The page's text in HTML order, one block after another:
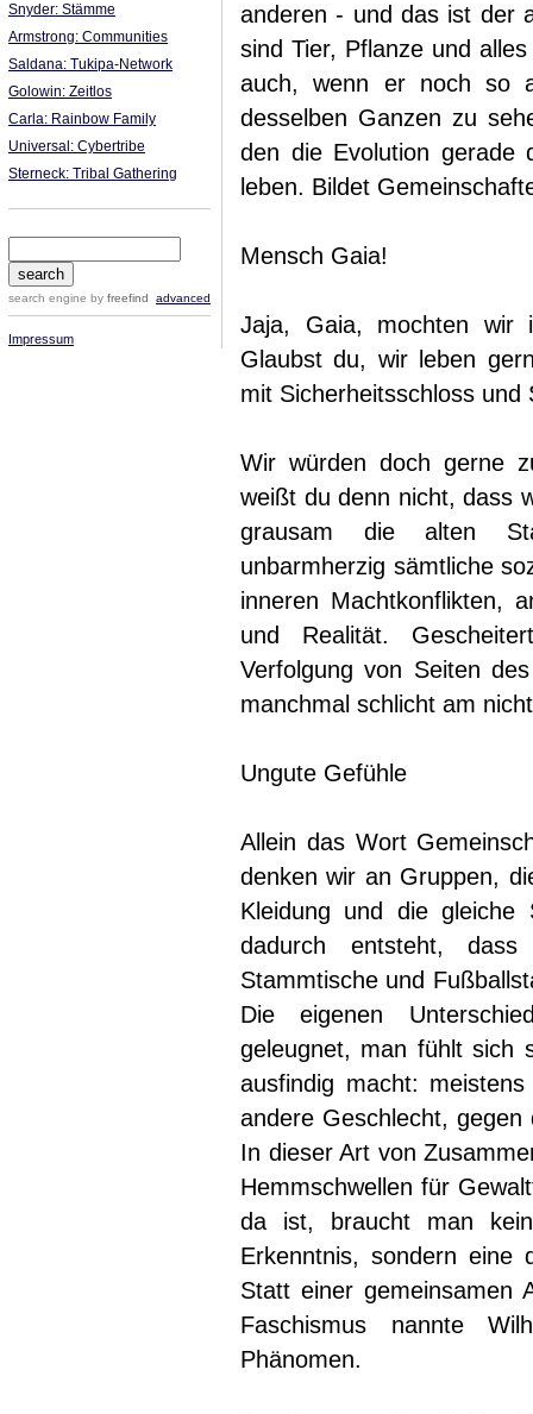
Snyder: Stämme
Armstrong: Communities
Saldana: Tukipa-Network
Golowin: Zeitlos
Carla: Rainbow Family
Universal: Cybertribe
Sterneck: Tribal Gathering
search engine by freefind advanced
Impressum
anderen - und das ist der
sind Tier, Pflanze und
auch, wenn er noch so
desselben Ganzen zu
den die Evolution gerade
leben. Bildet
Mensch Gaia!
Jaja, Gaia, mochten wir
Glaubst du, wir leben
mit Sicherheitsschloss und
Wir würden doch gerne
weißt du denn nicht, dass
grausam die alten
unbarmherzig sämtliche
inneren Machtkonflikten,
und Realität.
Verfolgung von Seiten
manchmal schlicht am
Ungute Gefühle
Allein das Wort
denken wir an Gruppen,
Kleidung und die gleiche
dadurch entsteht,
Stammtische und
Die eigenen
geleugnet, man fühlt sich
ausfindig macht:
andere Geschlecht,
In dieser Art von
Hemmschwellen für
da ist, braucht man
Erkenntnis, sondern eine
Statt einer gemeinsamen
Faschismus nannte
Phänomen.